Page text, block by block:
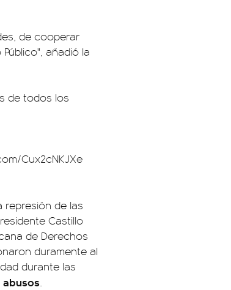
de cooperar
añadió la
de todos los
Cux2cNKJXe
represión de las
Castillo
de Derechos
duramente al
durante las
.